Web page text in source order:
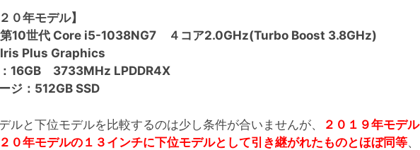
０年モデル】
第10世代 Core i5-1038NG7 ４コア2.0GHz(Turbo Boost 3.8GHz)
Iris Plus Graphics
16GB 3733MHz LPDDR4X
ジ：512GB SSD
デルと下位モデルを比較するのは少し条件が合いませんが、
２０１９年モデル
０年モデルの１３インチに下位モデルとして引き継がれたものとほぼ同等、